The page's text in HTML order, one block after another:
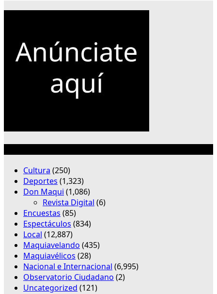
Cultura (250)
Deportes (1,323)
Don Maqui (1,086)
Revista Digital (6)
Encuestas (85)
Espectáculos (834)
Local (12,887)
Maquiavelando (435)
Maquiavélicos (28)
Nacional e Internacional (6,995)
Observatorio Ciudadano (2)
Uncategorized (121)